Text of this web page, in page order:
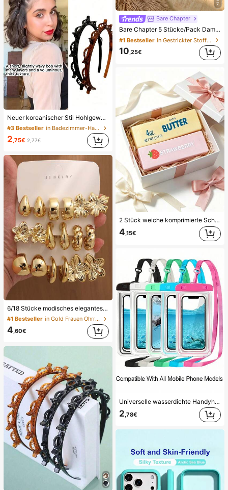
Neuer koreanischer Stil Hohlgewebe Haarband, elastisches Haargummi, Ponyclip, Haarzubehör, Damen Haarzubehör, Frisuren Styling Tool, Schönheitsprodukt, Damen Locken Haarzubehör, hitzefreie Locken, Haarzubehör, Haarclip, ästhetisch
#3 Bestseller in Badezimmer-Haar-Accessoires
2,75€ 2,77€
6/18 Stücke modisches elegantes Blumen- und geometrisches Multi-Gold-Metall-Ohrring-Set, Damen-Mode-Ohrring-Set (leichtes CCB-Material, nicht verblassend), Geschenk für Frauen
#1 Bestseller in Gold Frauen Ohrring-Sets
4,60€
7
Bare Chapter
Bare Chapter 5 Stücke/Pack Damen Spitze Patchwork Schleife Leopardenmuster String Höschen
#1 Bestseller in Gestrickter Stoff Damen Tangas
10,25€
2 Stück weiche komprimierte Schaumstoff-Spielzeuge mit Butter- und Erdbeerduft, superweiches Gefühl, natürlicher Duft, Lebensmittel-förmige Stressabbau-Spielzeuge (ohne Box), perfekt als Partygeschenke, Angstlinderung, mehrere Stile erhältlich, geeignet für Stressabbau und Feiertagsgeschenke, Butterbonbon, weich und quetschbar, Kawaii
4,15€
Universelle wasserdichte Handyhülle, wasserdichte Handy-Tasche - mit Leuchtfunktion, wasserdichte Handy-Trockentasche, wasserdichte Handyhülle, kompatibel mit 17 16 15 14 13 Pro Max Plus Air, geeignet für Schwimmen, Rafting, Tauchen, Unterwasserfotografie, Strand, Outdoor-Sport, Reisen, Urlaub, Schwimmbad, Outdoor-Sport, 8/5/4/3/2/1er Pack, Sommer-Essentials
2 ,78€